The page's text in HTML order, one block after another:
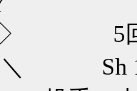
回
Sh 1-